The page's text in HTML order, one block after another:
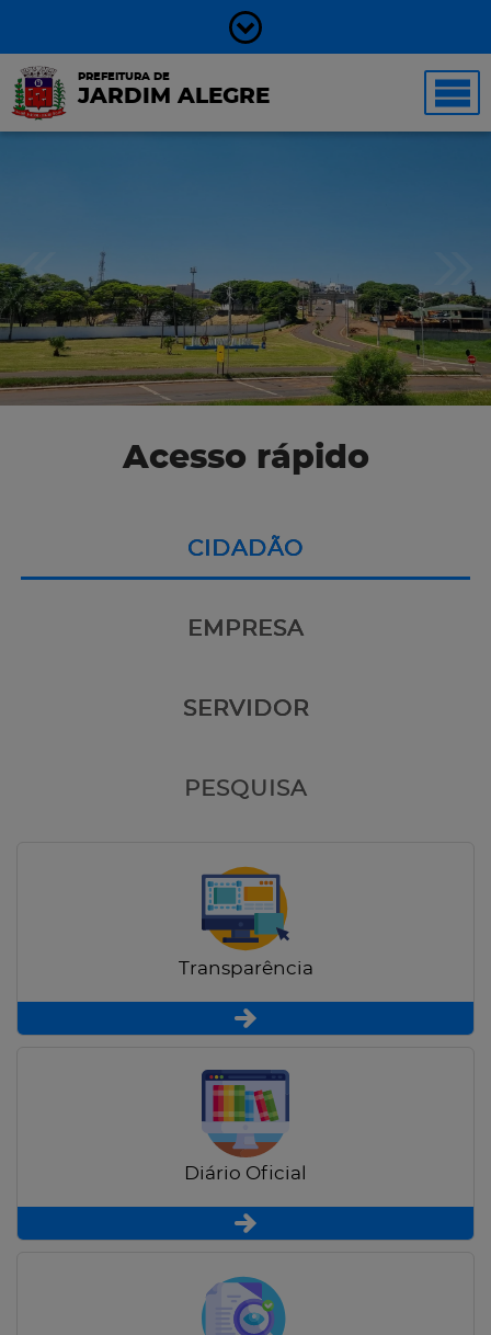
PREFEITURA DE
JARDIM ALEGRE
Acesso rápido
CIDADÃO
EMPRESA
SERVIDOR
PESQUISA
Transparência
Diário Oficial